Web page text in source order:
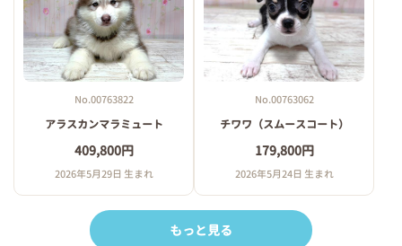
No.00763822
アラスカンマラミュート
409,800円
2026年5月29日 生まれ
No.00763062
チワワ（スムースコート）
179,800円
2026年5月24日 生まれ
もっと見る